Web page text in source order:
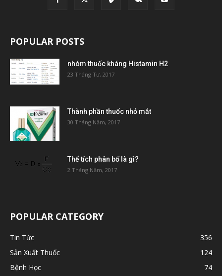
POPULAR POSTS
nhóm thuốc kháng Histamin H2
23 Tháng Tư, 2017
Thành phần thuốc nhỏ mắt
30 Tháng Năm, 2017
Thể tích phân bố là gì?
2 Tháng Năm, 2017
POPULAR CATEGORY
Tin Tức
356
Sản Xuất Thuốc
124
Bệnh Học
74